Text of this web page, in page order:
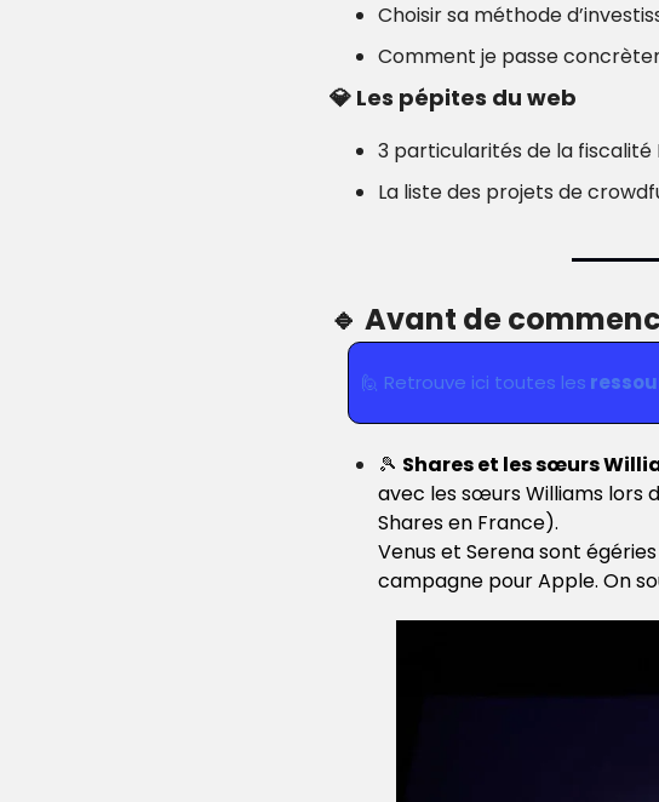
Choisir sa méthode
Comment je passe
💎 Les pépites du web
3 particularités de la fiscalité
La liste des projets de
🔹 Avant de
🙋 Retrouve ici toutes les
🎾 Shares et les sœurs
avec les sœurs Williams lors
Shares en France).
Venus et Serena sont
campagne pour Apple. On